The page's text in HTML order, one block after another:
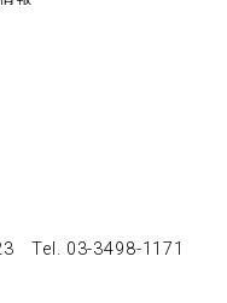
23Tel. 03-3498-1171